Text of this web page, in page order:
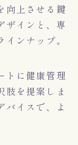
向上させる鍵
ザインと、専
ンナップ。
トに健康管理
肢を提案しま
バイスで、よ